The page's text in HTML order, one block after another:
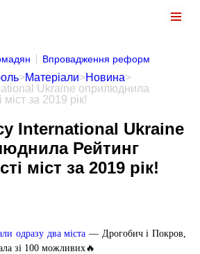
Впровадження реформ
>Матеріали>Новина>
Ukraine оприлюднила
за 2019 рік!
International Ukraine
Рейтинг
міст за 2019 рік!
одразу два міста — Дрогобич і Покров,
зі 100 можливих🔥